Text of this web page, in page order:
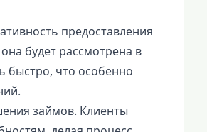
предоставления
будет рассмотрена в
быстро, что особенно
займов. Клиенты